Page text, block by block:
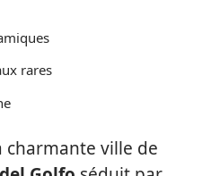
rares
charmante ville de